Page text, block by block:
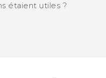
étaient utiles ?